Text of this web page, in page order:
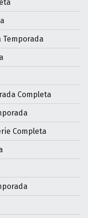
Temporada
Completa
Completa